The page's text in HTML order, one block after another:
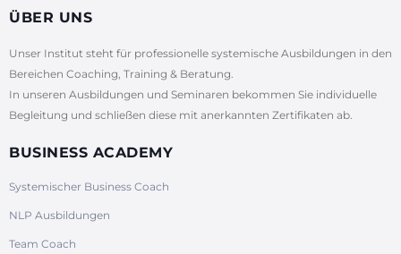
ÜBER UNS
Unser Institut steht für professionelle systemische Ausbildungen in den
Bereichen Coaching, Training & Beratung.
In unseren Ausbildungen und Seminaren bekommen Sie individuelle
Begleitung und schließen diese mit anerkannten Zertifikaten ab.
BUSINESS ACADEMY
Systemischer Business Coach
NLP Ausbildungen
Team Coach